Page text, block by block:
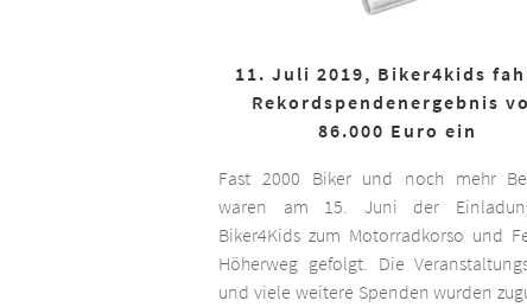
11. Juli 2019, Biker4kids
Rekordspendenergebnis
86.000 Euro ein
Fast 2000 Biker und noch mehr
waren am 15. Juni der
Biker4Kids zum Motorradkorso und
Höherweg gefolgt. Die
und viele weitere Spenden wurden